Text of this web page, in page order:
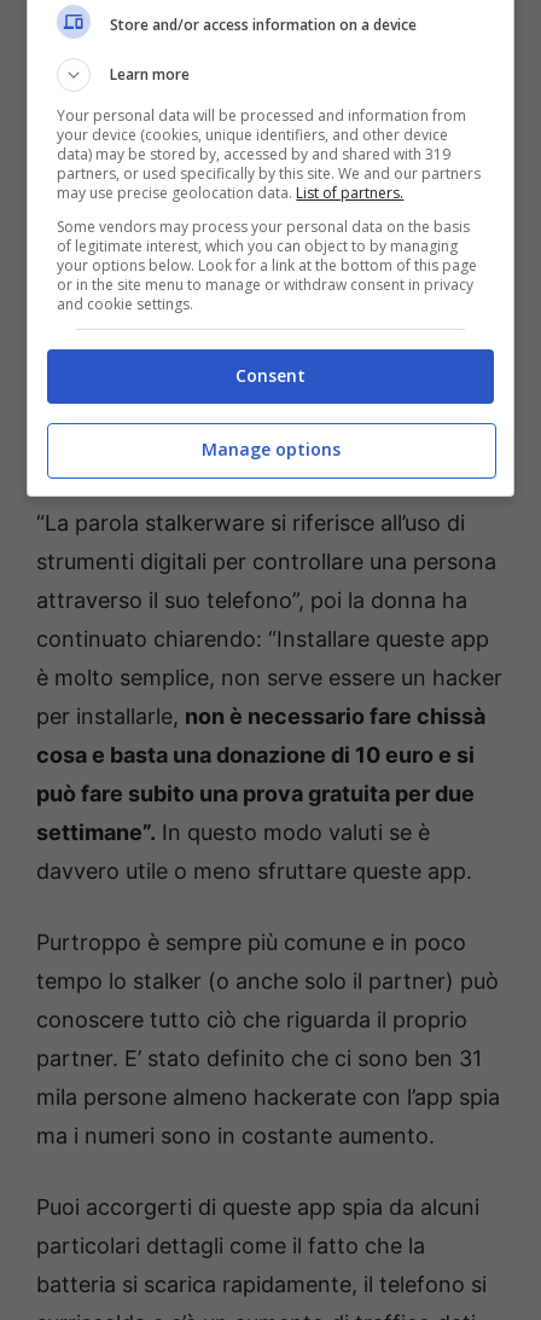
App spia sul telefono, ecco come rispondere al proprio
“La parola stalkerware si riferisce all’uso di
strumenti digitali per controllare una persona
attraverso il suo telefono”, poi la donna ha
continuato chiarendo: “Installare queste app
è molto semplice, non serve essere un hacker
per installarle, non è necessario fare chissà
cosa e basta una donazione di 10 euro e si
può fare subito una prova gratuita per due
settimane”. In questo modo valuti se è
davvero utile o meno sfruttare queste app.
Purtroppo è sempre più comune e in poco
tempo lo stalker (o anche solo il partner) può
conoscere tutto ciò che riguarda il proprio
partner. E’ stato definito che ci sono ben 31
mila persone almeno hackerate con l’app spia
ma i numeri sono in costante aumento.
Puoi accorgerti di queste app spia da alcuni
particolari dettagli come il fatto che la
batteria si scarica rapidamente, il telefono si
Store and/or access information on a device
Learn more
Your personal data will be processed and information from
your device (cookies, unique identifiers, and other device
data) may be stored by, accessed by and shared with 319
partners, or used specifically by this site. We and our partners
may use precise geolocation data. List of partners.
Some vendors may process your personal data on the basis
of legitimate interest, which you can object to by managing
your options below. Look for a link at the bottom of this page
or in the site menu to manage or withdraw consent in privacy
and cookie settings.
Consent
Manage options